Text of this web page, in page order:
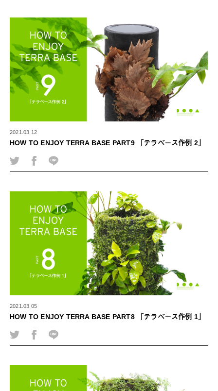
2021.03.12
HOW TO ENJOY TERRA BASE PART9 「テラベース作例 2」
2021.03.05
HOW TO ENJOY TERRA BASE PART8 「テラベース作例 1」